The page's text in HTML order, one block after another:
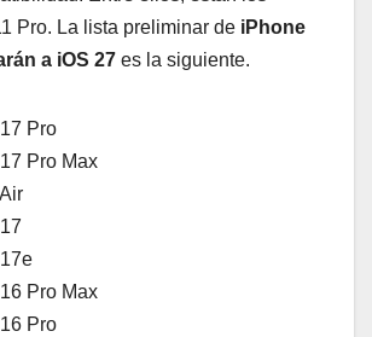
Pro. La lista preliminar de iPhone
a iOS 27 es la siguiente.
Pro
Pro Max
Pro Max
Pro